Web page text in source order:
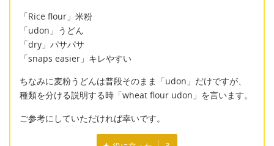
「Rice flour」米粉
「udon」うどん
「dry」パサパサ
「snaps easier」キレやすい
ちなみに麦粉うどんは普段そのまま「udon」だけですが、
種類を分ける説明する時「wheat flour udon」を言います。
ご参考にしていただければ幸いです。